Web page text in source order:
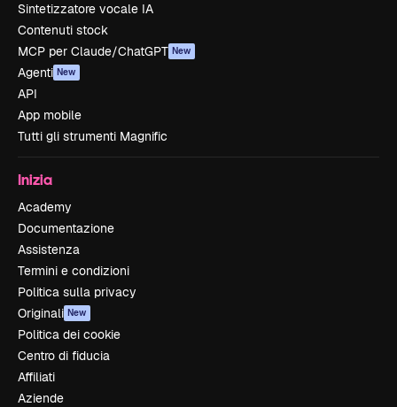
Sintetizzatore vocale IA
Contenuti stock
MCP per Claude/ChatGPT New
Agenti New
API
App mobile
Tutti gli strumenti Magnific
Inizia
Academy
Documentazione
Assistenza
Termini e condizioni
Politica sulla privacy
Originali New
Politica dei cookie
Centro di fiducia
Affiliati
Aziende